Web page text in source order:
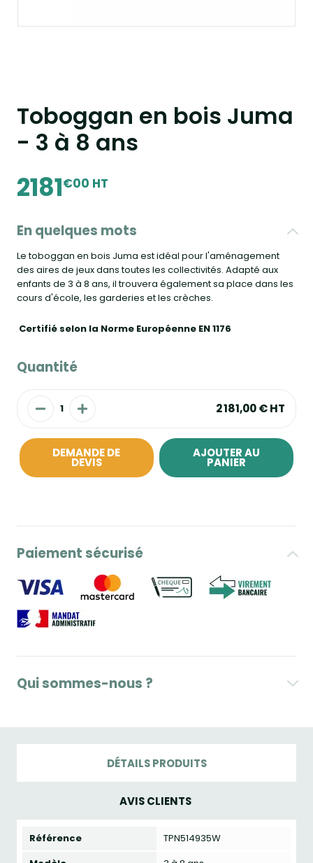
Toboggan en bois Juma
- 3 à 8 ans
2181€00 HT
En quelques mots
Le toboggan en bois Juma est idéal pour l'aménagement
des aires de jeux dans toutes les collectivités. Adapté aux
enfants de 3 à 8 ans, il trouvera également sa place dans les
cours d'école, les garderies et les crèches.
Certifié selon la Norme Européenne EN 1176
Quantité
2 181,00 €HT
DEMANDE DE
DEVIS
AJOUTER AU
PANIER
Paiement sécurisé
Qui sommes-nous ?
DÉTAILS PRODUITS
AVIS CLIENTS
Référence
TPN514935W